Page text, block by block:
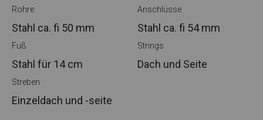
Rohre
Stahl ca. fi 50 mm
Anschlüsse
Stahl ca. fi 54 mm
Fuß
Stahl für 14 cm
Strings
Dach und Seite
Streben
Einzeldach und -seite